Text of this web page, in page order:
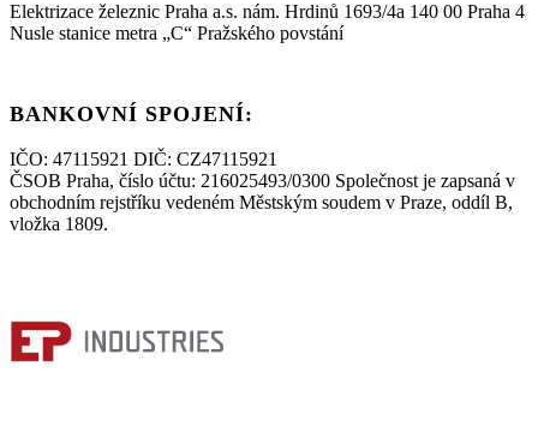
Elektrizace železnic Praha a.s. nám. Hrdinů 1693/4a 140 00 Praha 4
Nusle stanice metra „C“ Pražského povstání
BANKOVNÍ SPOJENÍ:
IČO: 47115921 DIČ: CZ47115921
ČSOB Praha, číslo účtu: 216025493/0300 Společnost je zapsaná v
obchodním rejstříku vedeném Městským soudem v Praze, oddíl B,
vložka 1809.